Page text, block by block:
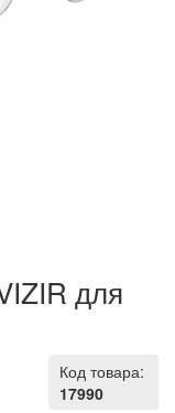
для
Код товара:
17990